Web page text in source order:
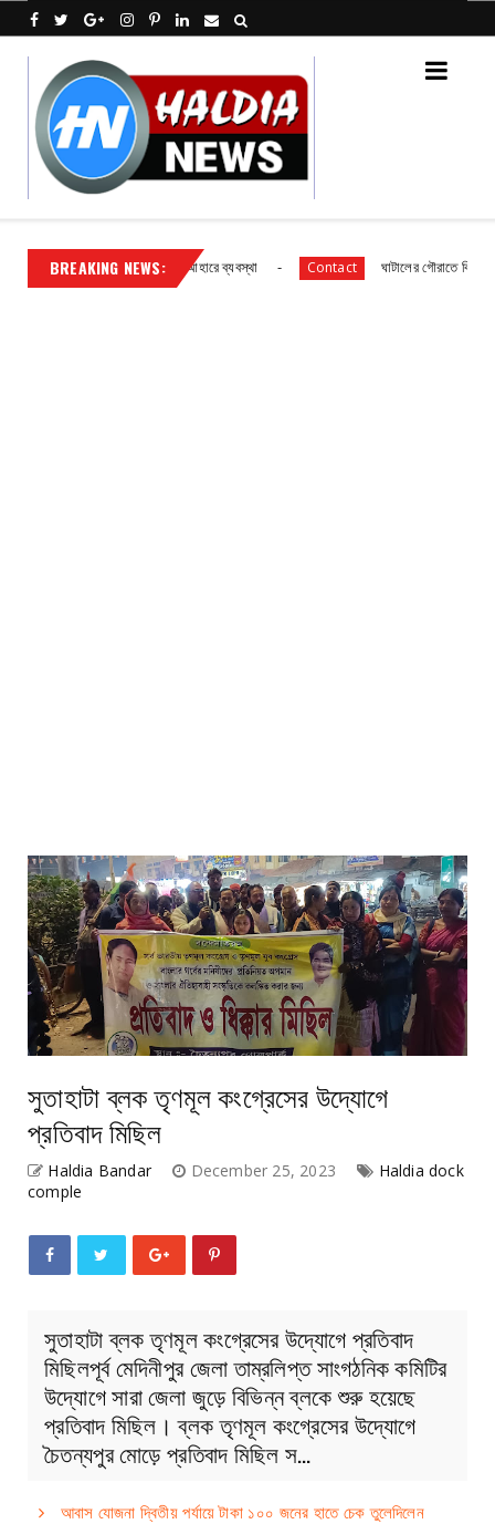
BREAKING NEWS:
বিদ্যালয় ছাত্র ছাত্রীদের আহারে ব্যবস্থা Contact ঘাটালের গৌরাতে বিদ্যুৎ
সুতাহাটা ব্লক তৃণমূল কংগ্রেসের উদ্যোগে
প্রতিবাদ মিছিল
Haldia Bandar December 25, 2023
Haldia dock
comple
সুতাহাটা ব্লক তৃণমূল কংগ্রেসের উদ্যোগে প্রতিবাদ
মিছিলপূর্ব মেদিনীপুর জেলা তাম্রলিপ্ত সাংগঠনিক কমিটির
উদ্যোগে সারা জেলা জুড়ে বিভিন্ন ব্লকে শুরু হয়েছে
প্রতিবাদ মিছিল। ব্লক তৃণমূল কংগ্রেসের উদ্যোগে
চৈতন্যপুর মোড়ে প্রতিবাদ মিছিল স…
আবাস যোজনা দ্বিতীয় পর্যায়ে টাকা ১০০ জনের হাতে চেক তুলেদিলেন